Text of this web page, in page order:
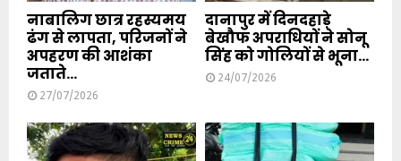
नाबालिग छात्र रहस्यमय
ढंग से लापता, परिजनों ने
अपहरण की आशंका
जताते...
27/07/2026
दानापुर में दिनदहाड़े
बेखौफ अपराधियों ने सोनू
सिंह को गोलियों से भूना...
24/07/2026